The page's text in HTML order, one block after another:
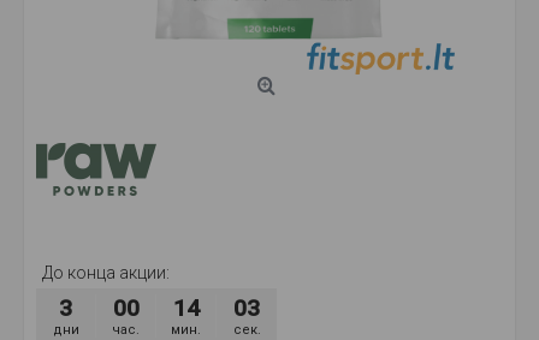
До конца акции:
3
дни
00
час.
14
мин.
03
сек.